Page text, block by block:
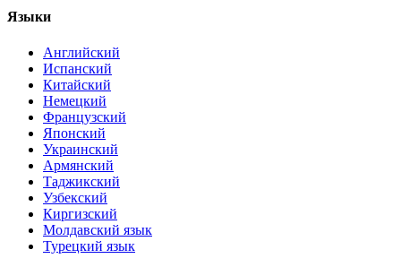
Языки
Английский
Испанский
Китайский
Немецкий
Французский
Японский
Украинский
Армянский
Таджикский
Узбекский
Киргизский
Молдавский язык
Турецкий язык